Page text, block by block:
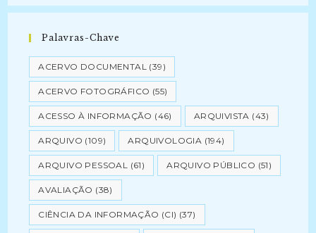
Palavras-Chave
ACERVO DOCUMENTAL (39)
ACERVO FOTOGRÁFICO (55)
ACESSO À INFORMAÇÃO (46) ARQUIVISTA (43)
ARQUIVO (109) ARQUIVOLOGIA (194)
ARQUIVO PESSOAL (61) ARQUIVO PÚBLICO (51)
AVALIAÇÃO (38)
CIÊNCIA DA INFORMAÇÃO (CI) (37)